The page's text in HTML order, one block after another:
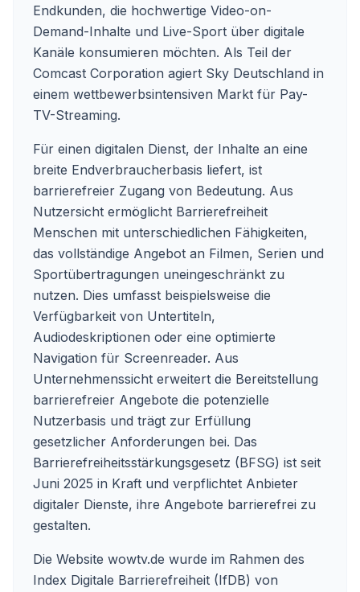
Endkunden, die hochwertige Video-on-
Demand-Inhalte und Live-Sport über digitale
Kanäle konsumieren möchten. Als Teil der
Comcast Corporation agiert Sky Deutschland in
einem wettbewerbsintensiven Markt für Pay-
TV-Streaming.
Für einen digitalen Dienst, der Inhalte an eine
breite Endverbraucherbasis liefert, ist
barrierefreier Zugang von Bedeutung. Aus
Nutzersicht ermöglicht Barrierefreiheit
Menschen mit unterschiedlichen Fähigkeiten,
das vollständige Angebot an Filmen, Serien und
Sportübertragungen uneingeschränkt zu
nutzen. Dies umfasst beispielsweise die
Verfügbarkeit von Untertiteln,
Audiodeskriptionen oder eine optimierte
Navigation für Screenreader. Aus
Unternehmenssicht erweitert die Bereitstellung
barrierefreier Angebote die potenzielle
Nutzerbasis und trägt zur Erfüllung
gesetzlicher Anforderungen bei. Das
Barrierefreiheitsstärkungsgesetz (BFSG) ist seit
Juni 2025 in Kraft und verpflichtet Anbieter
digitaler Dienste, ihre Angebote barrierefrei zu
gestalten.
Die Website wowtv.de wurde im Rahmen des
Index Digitale Barrierefreiheit (IfDB) von